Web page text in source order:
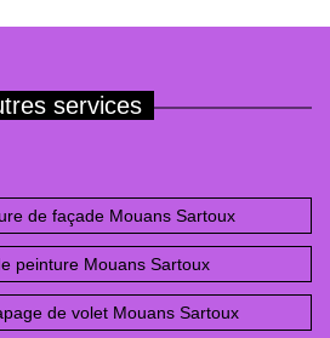
services
de façade Mouans Sartoux
peinture Mouans Sartoux
de volet Mouans Sartoux